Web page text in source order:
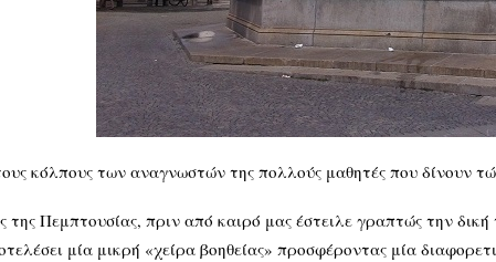
κόλπους των αναγνωστών της πολλούς μαθητές που δίνουν
της Πεμπτουσίας, πριν από καιρό μας έστειλε γραπτώς την
μία μικρή «χείρα βοηθείας» προσφέροντας μία